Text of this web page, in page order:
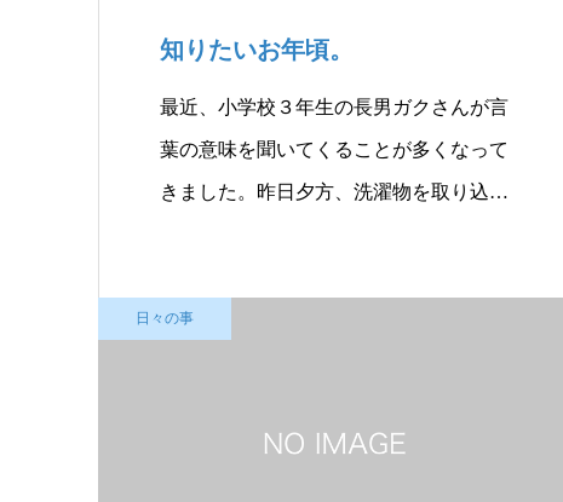
知りたいお年頃。
最近、小学校３年生の長男ガクさんが言
葉の意味を聞いてくることが多くなって
きました。昨日夕方、洗濯物を取り込…
日々の事